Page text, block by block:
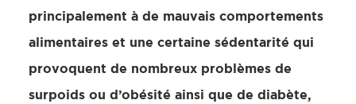
principalement à de mauvais comportements
alimentaires et une certaine sédentarité qui
provoquent de nombreux problèmes de
surpoids ou d’obésité ainsi que de diabète,